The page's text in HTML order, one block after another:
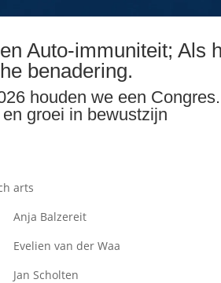
Auto-immuniteit; Als
benadering.
houden we een
groei in bewustzijn
arts
der Waa